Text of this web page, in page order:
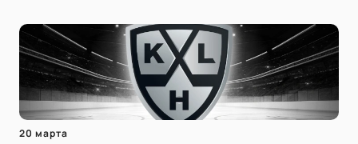
20 марта